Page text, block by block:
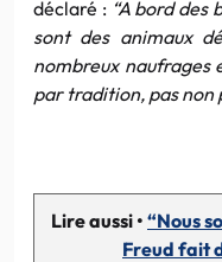
déclaré : “A bord
sont des animaux
nombreux naufrages
par tradition, pas non
Lire aussi • “Nous
Freud fait